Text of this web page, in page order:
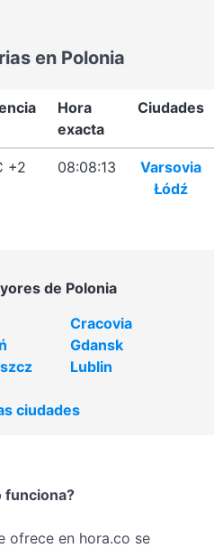
en Polonia
Hora
exacta
Ciudades
+2 08:08:13
Varsovia
Łódź
de Polonia
Cracovia
Gdansk
Lublin
ciudades
funciona?
ofrece en hora.co se